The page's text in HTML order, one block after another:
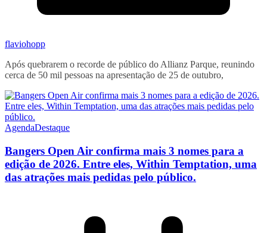
flaviohopp
Após quebrarem o recorde de público do Allianz Parque, reunindo
cerca de 50 mil pessoas na apresentação de 25 de outubro,
AgendaDestaque
Bangers Open Air confirma mais 3 nomes para a
edição de 2026. Entre eles, Within Temptation, uma
das atrações mais pedidas pelo público.